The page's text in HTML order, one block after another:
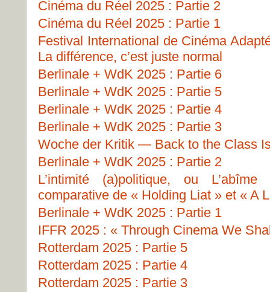
Cinéma du Réel 2025 : Partie 2
Cinéma du Réel 2025 : Partie 1
Festival International de Cinéma
La différence, c’est juste normal
Berlinale + WdK 2025 : Partie 6
Berlinale + WdK 2025 : Partie 5
Berlinale + WdK 2025 : Partie 4
Berlinale + WdK 2025 : Partie 3
Woche der Kritik — Back to the Class
Berlinale + WdK 2025 : Partie 2
L’intimité (a)politique, ou
comparative de « Holding Liat » et « A
Berlinale + WdK 2025 : Partie 1
IFFR 2025 : « Through Cinema We
Rotterdam 2025 : Partie 5
Rotterdam 2025 : Partie 4
Rotterdam 2025 : Partie 3